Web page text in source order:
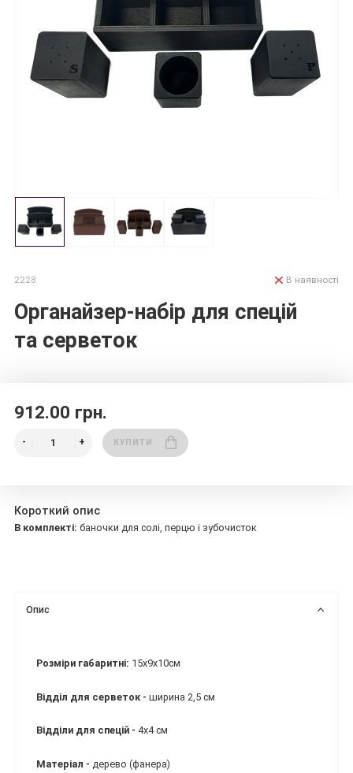
2228
Органайзер-набір для спецій
та серветок
В наявності
912.00 грн.
КУПИТИ
Короткий опис
В комплекті: баночки для солі, перцю і зубочисток
Опис
Розміри габаритні: 15х9х10см
Відділ для серветок - ширина 2,5 см
Відділи для спецій - 4х4 см
Матеріал - дерево (фанера)